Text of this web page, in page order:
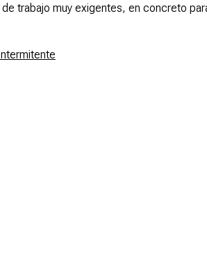
trabajo muy exigentes, en concreto